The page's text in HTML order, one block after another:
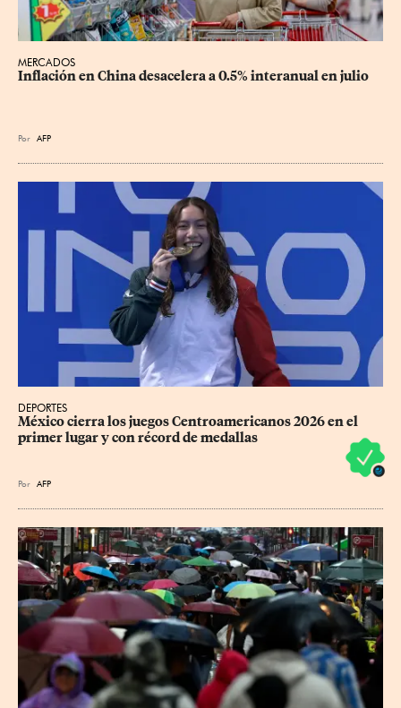
MERCADOS
Inflación en China desacelera a 0.5% interanual en julio
Por AFP
DEPORTES
México cierra los juegos Centroamericanos 2026 en el
primer lugar y con récord de medallas
Por AFP